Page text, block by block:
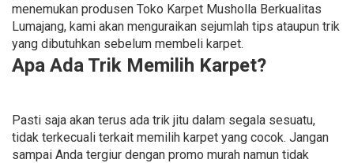
menemukan produsen Toko Karpet Musholla Berkualitas
Lumajang, kami akan menguraikan sejumlah tips ataupun trik
yang dibutuhkan sebelum membeli karpet.
Apa Ada Trik Memilih Karpet?
Pasti saja akan terus ada trik jitu dalam segala sesuatu,
tidak terkecuali terkait memilih karpet yang cocok. Jangan
sampai Anda tergiur dengan promo murah namun tidak